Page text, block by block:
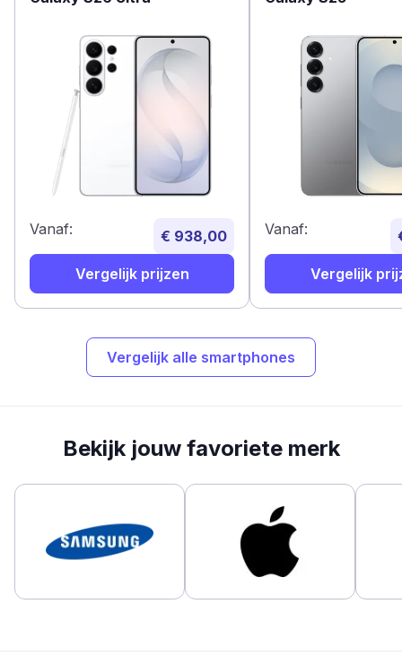
Vanaf: € 938,00
Vergelijk prijzen
Vanaf:
Vergelijk
Vergelijk alle smartphones
Bekijk jouw favoriete merk